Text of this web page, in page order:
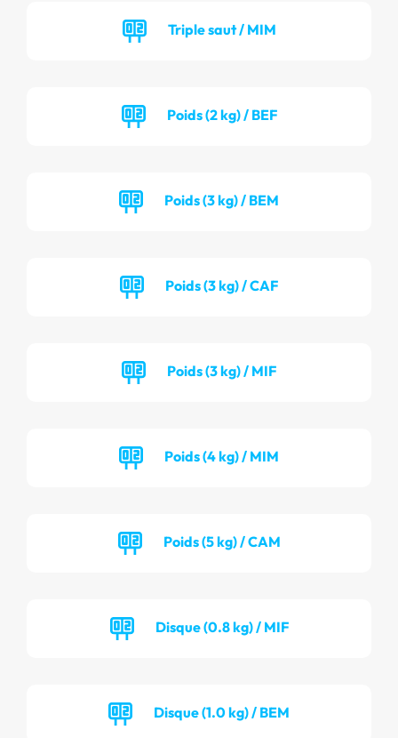
Triple saut / MIM
Poids (2 kg) / BEF
Poids (3 kg) / BEM
Poids (3 kg) / CAF
Poids (3 kg) / MIF
Poids (4 kg) / MIM
Poids (5 kg) / CAM
Disque (0.8 kg) / MIF
Disque (1.0 kg) / BEM